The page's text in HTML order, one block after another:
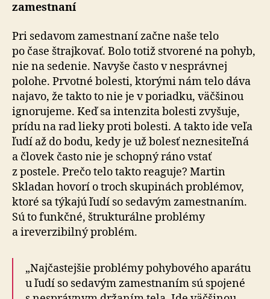
zamestnaní
Pri sedavom zamestnaní začne naše telo
po čase štrajkovať. Bolo totiž stvorené na pohyb,
nie na sedenie. Navyše často v nesprávnej
polohe. Prvotné bolesti, ktorými nám telo dáva
najavo, že takto to nie je v poriadku, väčšinou
ignorujeme. Keď sa intenzita bolesti zvyšuje,
prídu na rad lieky proti bolesti. A takto ide veľa
ľudí až do bodu, kedy je už bolesť neznesiteľná
a človek často nie je schopný ráno vstať
z postele. Prečo telo takto reaguje? Martin
Skladan hovorí o troch skupinách problémov,
ktoré sa týkajú ľudí so sedavým zamestnaním.
Sú to funkčné, štrukturálne problémy
a ireverzibilný problém.
„Najčastejšie problémy pohybového aparátu
u ľudí so sedavým zamestnaním sú spojené